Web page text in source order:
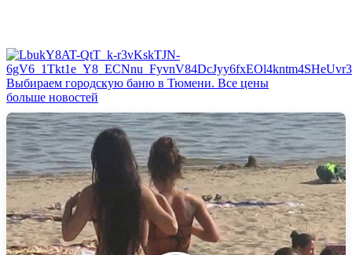
Выбираем городскую баню в Тюмени. Все цены
больше новостей